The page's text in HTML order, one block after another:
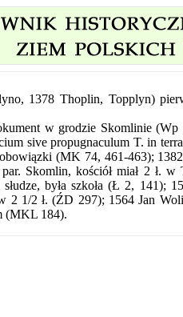
1378 Thoplin, Topplyn)
w grodzie Skomlinie (Wp
sive propugnaculum T. in
(MK 74, 461-463);
Skomlin, kościół miał 2 ł.
była szkoła (Ł 2, 141);
2 1/2 ł. (ŹD 297); 1564 Jan
(MKL 184).